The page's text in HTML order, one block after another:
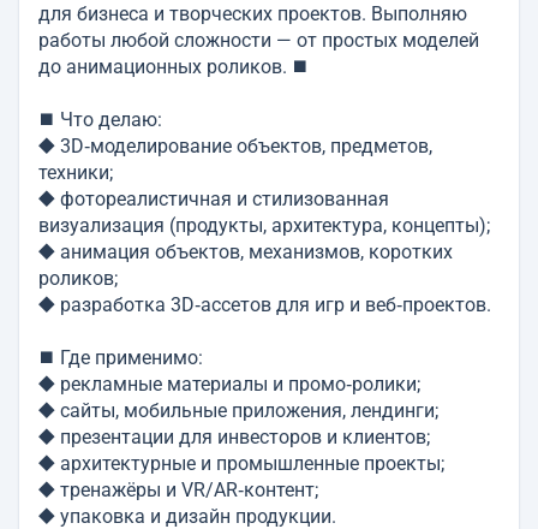
для бизнеса и творческих проектов. Выполняю
работы любой сложности — от простых моделей
до анимационных роликов. ⯀
⯀ Что делаю:
⯁ 3D‑моделирование объектов, предметов,
техники;
⯁ фотореалистичная и стилизованная
визуализация (продукты, архитектура, концепты);
⯁ анимация объектов, механизмов, коротких
роликов;
⯁ разработка 3D‑ассетов для игр и веб‑проектов.
⯀ Где применимо:
⯁ рекламные материалы и промо‑ролики;
⯁ сайты, мобильные приложения, лендинги;
⯁ презентации для инвесторов и клиентов;
⯁ архитектурные и промышленные проекты;
⯁ тренажёры и VR/AR‑контент;
⯁ упаковка и дизайн продукции.